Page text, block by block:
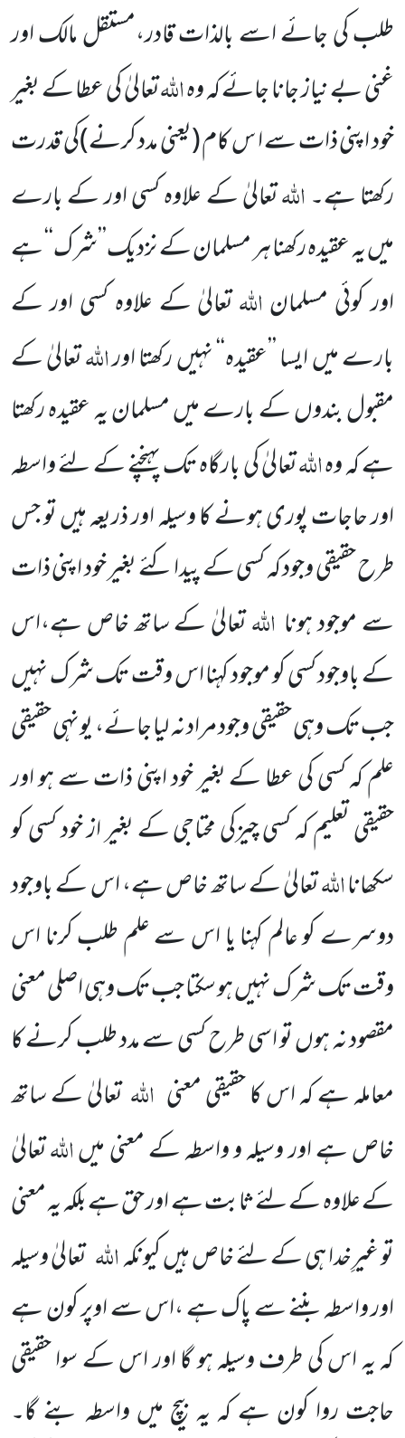
طلب کی جائے اسے بالذات قادر،مستقل مالک اور
غنی بے نیاز جانا جائے کہ وہاللہتعالیٰ کی عطا کے بغیر
خود اپنی ذات سے ا س کام(یعنی مدد کرنے)کی قدرت
رکھتا ہے۔اللہتعالیٰ کے علاوہ کسی اور کے بارے
میں یہ عقیدہ رکھنا ہر مسلمان کے نزدیک’’شرک‘‘ ہے
اور کوئی مسلماناللہتعالیٰ کے علاوہ کسی اور کے
بارے میں ایسا ’’عقیدہ‘‘ نہیں رکھتا اوراللہتعالیٰ کے
مقبول بندوں کے بارے میں مسلمان یہ عقیدہ رکھتا
ہے کہ وہاللہتعالیٰ کی بارگاہ تک پہنچنے کے لئے واسطہ
اور حاجات پوری ہونے کا وسیلہ اور ذریعہ ہیں تو جس
طرح حقیقی وجود کہ کسی کے پیدا کئے بغیر خود اپنی ذات
سے موجود ہونا اللہتعالیٰ کے ساتھ خاص ہے،اس
کے باوجود کسی کو موجود کہنا اس وقت تک شرک نہیں
جب تک وہی حقیقی وجود مراد نہ لیا جائے، یونہی حقیقی
علم کہ کسی کی عطا کے بغیر خود اپنی ذات سے ہو اور
حقیقی تعلیم کہ کسی چیزکی محتاجی کے بغیر از خود کسی کو
سکھانااللہتعالیٰ کے ساتھ خاص ہے، اس کے باوجود
دوسرے کو عالم کہنا یا اس سے علم طلب کرنا اس
وقت تک شرک نہیں ہو سکتا جب تک وہی اصلی معنی
مقصود نہ ہوں تو اسی طرح کسی سے مدد طلب کرنے کا
معاملہ ہے کہ اس کا حقیقی معنی اللہتعالیٰ کے ساتھ
خاص ہے اور وسیلہ و واسطہ کے معنی میںاللہتعالیٰ
کے علاوہ کے لئے ثابت ہے اور حق ہے بلکہ یہ معنی
تو غیرِخدا ہی کے لئے خاص ہیں کیونکہاللہتعالیٰ وسیلہ
اور واسطہ بننے سے پاک ہے ،اس سے اوپر کون ہے
کہ یہ اس کی طرف وسیلہ ہو گا اور اس کے سوا حقیقی
حاجت روا کون ہے کہ یہ بیچ میں واسطہ بنے گا۔